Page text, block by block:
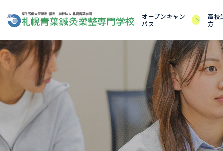
オープンキャン
パス
高校
方